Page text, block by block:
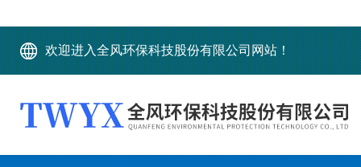
欢迎进入全风环保科技股份有限公司网站！